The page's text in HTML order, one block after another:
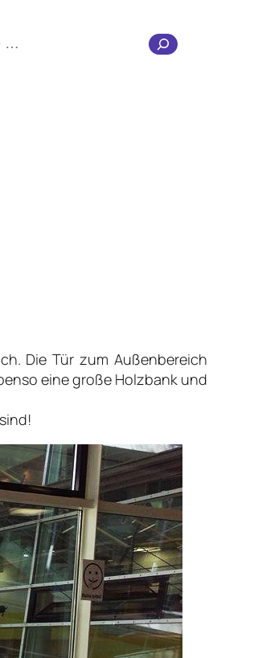
Die Tür zum Außenbereich
eine große Holzbank und